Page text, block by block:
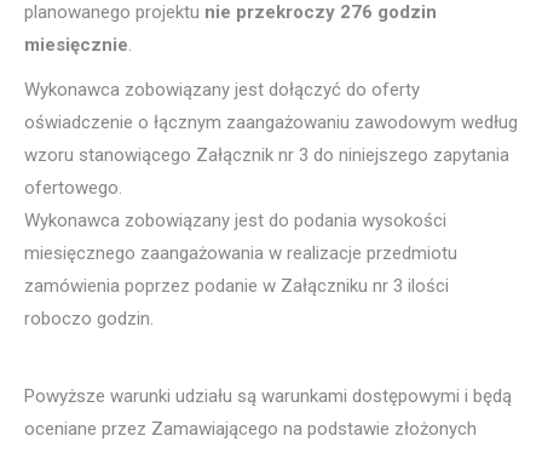
planowanego projektu nie przekroczy 276 godzin
miesięcznie.
Wykonawca zobowiązany jest dołączyć do oferty
oświadczenie o łącznym zaangażowaniu zawodowym według
wzoru stanowiącego Załącznik nr 3 do niniejszego zapytania
ofertowego.
Wykonawca zobowiązany jest do podania wysokości
miesięcznego zaangażowania w realizacje przedmiotu
zamówienia poprzez podanie w Załączniku nr 3 ilości
roboczo godzin.
Powyższe warunki udziału są warunkami dostępowymi i będą
oceniane przez Zamawiającego na podstawie złożonych